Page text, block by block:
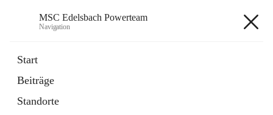
MSC Edelsbach Powerteam
Navigation
Start
Beiträge
Standorte
Datei
in